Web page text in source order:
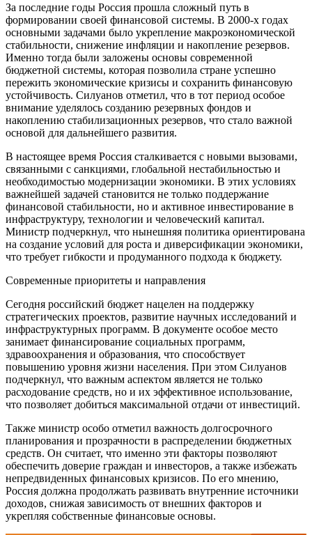
За последние годы Россия прошла сложный путь в
формировании своей финансовой системы. В 2000-х годах
основными задачами было укрепление макроэкономической
стабильности, снижение инфляции и накопление резервов.
Именно тогда были заложены основы современной
бюджетной системы, которая позволила стране успешно
пережить экономические кризисы и сохранить финансовую
устойчивость. Силуанов отметил, что в тот период особое
внимание уделялось созданию резервных фондов и
накоплению стабилизационных резервов, что стало важной
основой для дальнейшего развития.
В настоящее время Россия сталкивается с новыми вызовами,
связанными с санкциями, глобальной нестабильностью и
необходимостью модернизации экономики. В этих условиях
важнейшей задачей становится не только поддержание
финансовой стабильности, но и активное инвестирование в
инфраструктуру, технологии и человеческий капитал.
Министр подчеркнул, что нынешняя политика ориентирована
на создание условий для роста и диверсификации экономики,
что требует гибкости и продуманного подхода к бюджету.
Современные приоритеты и направления
Сегодня российский бюджет нацелен на поддержку
стратегических проектов, развитие научных исследований и
инфраструктурных программ. В документе особое место
занимает финансирование социальных программ,
здравоохранения и образования, что способствует
повышению уровня жизни населения. При этом Силуанов
подчеркнул, что важным аспектом является не только
расходование средств, но и их эффективное использование,
что позволяет добиться максимальной отдачи от инвестиций.
Также министр особо отметил важность долгосрочного
планирования и прозрачности в распределении бюджетных
средств. Он считает, что именно эти факторы позволяют
обеспечить доверие граждан и инвесторов, а также избежать
непредвиденных финансовых кризисов. По его мнению,
Россия должна продолжать развивать внутренние источники
доходов, снижая зависимость от внешних факторов и
укрепляя собственные финансовые основы.